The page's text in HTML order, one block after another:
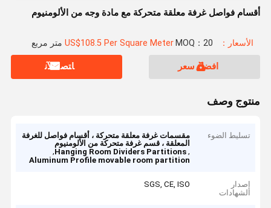
أقسام فواصل غرفة معلقة متحركة مع مادة وجه من الألومنيوم
الأسعار：US$108.5 Per Square Meter MOQ：20 متر مربع
افضل سعر ﺎﺘﺼﻟ ﺍﻶﻧ
منتوج وصف
تسليط الضوء
مقسمات غرفة معلقة متحركة ، أقسام فواصل للغرفة
المعلقة ، قسم غرفة متحركة من الألومنيوم
,
Hanging Room Dividers Partitions
,
Aluminum Profile movable room partition
إصدار
الشهادات
SGS, CE, ISO